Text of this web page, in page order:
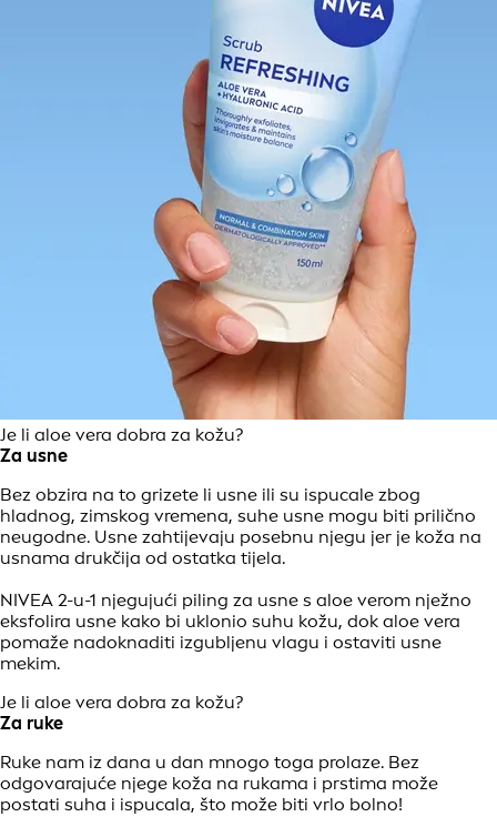
Je li aloe vera dobra za kožu?
Za usne
Bez obzira na to grizete li usne ili su ispucale zbog
hladnog, zimskog vremena, suhe usne mogu biti prilično
neugodne. Usne zahtijevaju posebnu njegu jer je koža na
usnama drukčija od ostatka tijela.
NIVEA 2-u-1 njegujući piling za usne s aloe verom nježno
eksfolira usne kako bi uklonio suhu kožu, dok aloe vera
pomaže nadoknaditi izgubljenu vlagu i ostaviti usne
mekim.
Je li aloe vera dobra za kožu?
Za ruke
Ruke nam iz dana u dan mnogo toga prolaze. Bez
odgovarajuće njege koža na rukama i prstima može
postati suha i ispucala, što može biti vrlo bolno!